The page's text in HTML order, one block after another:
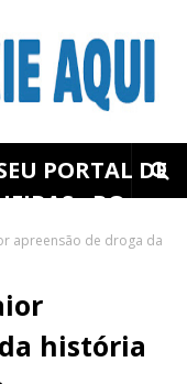
PORTAL DE
- RO
apreensão de droga da
história